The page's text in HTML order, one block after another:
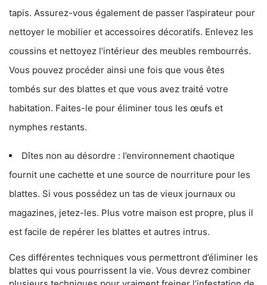
tapis. Assurez-vous également de passer l’aspirateur pour
nettoyer le mobilier et accessoires décoratifs. Enlevez les
coussins et nettoyez l’intérieur des meubles rembourrés.
Vous pouvez procéder ainsi une fois que vous êtes
tombés sur des blattes et que vous avez traité votre
habitation. Faites-le pour éliminer tous les œufs et
nymphes restants.
Dîtes non au désordre : l’environnement chaotique
fournit une cachette et une source de nourriture pour les
blattes. Si vous possédez un tas de vieux journaux ou
magazines, jetez-les. Plus votre maison est propre, plus il
est facile de repérer les blattes et autres intrus.
Ces différentes techniques vous permettront d’éliminer les
blattes qui vous pourrissent la vie. Vous devrez combiner